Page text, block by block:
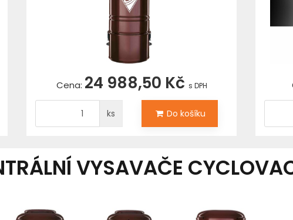
Cena: 24 988,50 Kč s DPH
ks Do košíku
VYSAVAČE